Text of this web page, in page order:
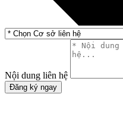
Nội dung liên hệ
Đăng ký ngay